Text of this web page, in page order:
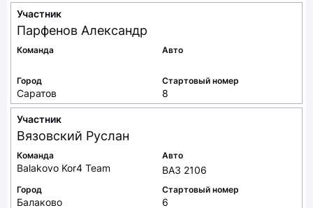
Участник
Парфенов Александр
Команда Авто
Город
Саратов
Стартовый номер
8
Участник
Вязовский Руслан
Команда
Balakovo Kor4 Team
Авто
ВАЗ 2106
Город
Балаково
Стартовый номер
6